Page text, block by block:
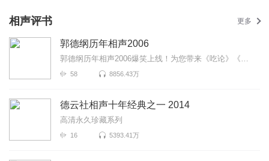
相声评书 更多
郭德纲历年相声2006
郭德纲历年相声2006爆笑上线！为您带来《吃论》《大保镖》《窦公训女》等高能相声！各种爆笑包袱等你解...
58 8856.43万
德云社相声十年经典之一 2014
高清永久珍藏系列
16 5393.41万